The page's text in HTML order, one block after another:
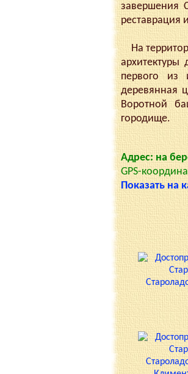
завершения
реставрация
На
первого из
деревянная
Воротной
городище.
Адрес: на
GPS-
Показать на